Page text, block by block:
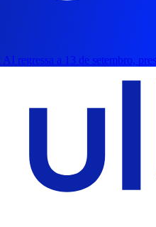
regressa a 13 de setembro,